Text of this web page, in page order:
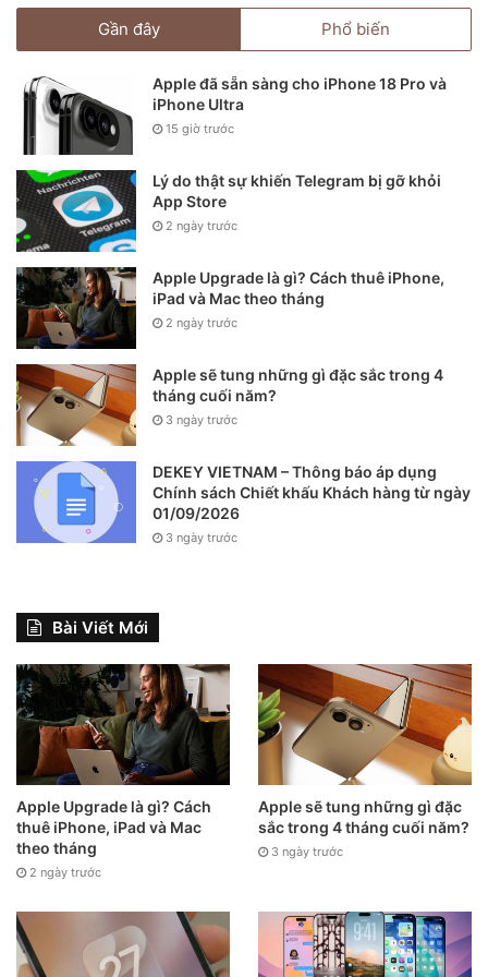
Ảnh concept iPhone 13 màu xanh dương.
Gần đây Phổ biến
Apple đã sẵn sàng cho iPhone 18 Pro và
iPhone Ultra
15 giờ trước
Lý do thật sự khiến Telegram bị gỡ khỏi
App Store
2 ngày trước
Apple Upgrade là gì? Cách thuê iPhone,
iPad và Mac theo tháng
2 ngày trước
Apple sẽ tung những gì đặc sắc trong 4
tháng cuối năm?
3 ngày trước
DEKEY VIETNAM – Thông báo áp dụng
Chính sách Chiết khấu Khách hàng từ ngày
01/09/2026
3 ngày trước
Bài Viết Mới
Apple Upgrade là gì? Cách
thuê iPhone, iPad và Mac
theo tháng
2 ngày trước
Apple sẽ tung những gì đặc
sắc trong 4 tháng cuối năm?
3 ngày trước